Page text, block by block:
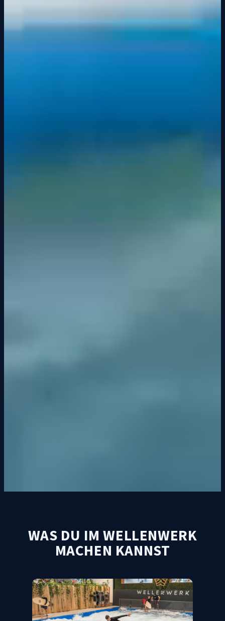
WAS DU IM WELLENWERK
MACHEN KANNST